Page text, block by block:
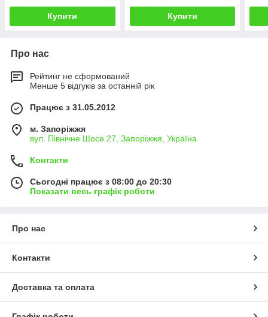
Купити Купити
Про нас
Рейтинг не сформований
Менше 5 відгуків за останній рік
Працює з 31.05.2012
м. Запоріжжя
вул. Північне Шосе 27, Запоріжжя, Україна
Контакти
Сьогодні працює з 08:00 до 20:30
Показати весь графік роботи
Про нас
Контакти
Доставка та оплата